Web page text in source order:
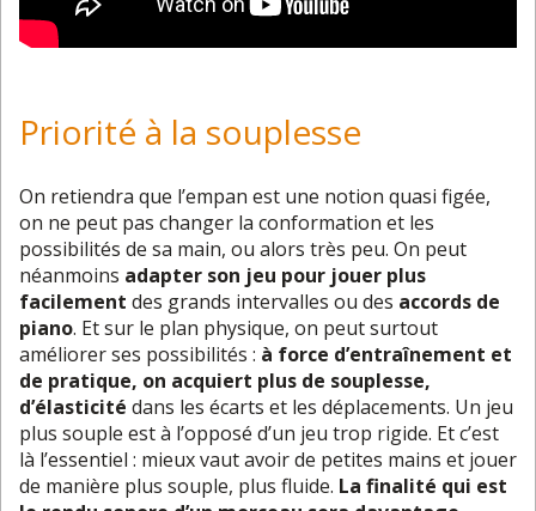
Priorité à la souplesse
On retiendra que l’empan est une notion quasi figée,
on ne peut pas changer la conformation et les
possibilités de sa main, ou alors très peu. On peut
néanmoins adapter son jeu pour jouer plus
facilement des grands intervalles ou des accords de
piano. Et sur le plan physique, on peut surtout
améliorer ses possibilités : à force d’entraînement et
de pratique, on acquiert plus de souplesse,
d’élasticité dans les écarts et les déplacements. Un jeu
plus souple est à l’opposé d’un jeu trop rigide. Et c’est
là l’essentiel : mieux vaut avoir de petites mains et jouer
de manière plus souple, plus fluide. La finalité qui est